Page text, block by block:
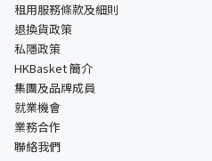
租用服務條款及細則
退換貨政策
私隱政策
HKBasket 簡介
集團及品牌成員
就業機會
業務合作
聯絡我們